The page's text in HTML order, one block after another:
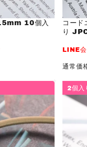
10個入
コー
り
LINE
通常価
2個入